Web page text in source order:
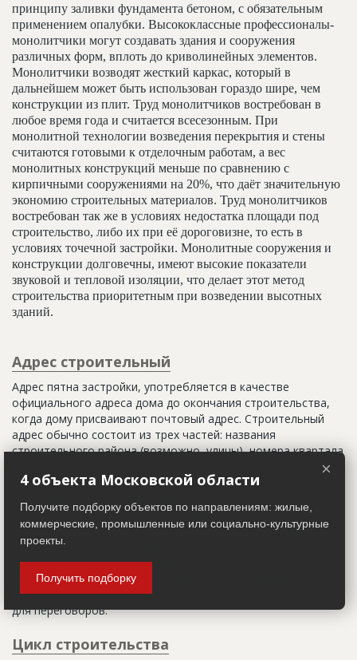
принципу заливки фундамента бетоном, с обязательным
применением опалубки. Высококлассные профессионалы-
монолитчики могут создавать здания и сооружения
различных форм, вплоть до криволинейных элементов.
Монолитчики возводят жесткий каркас, который в
дальнейшем может быть использован гораздо шире, чем
конструкции из плит. Труд монолитчиков востребован в
любое время года и считается всесезонным. При
монолитной технологии возведения перекрытия и стены
считаются готовыми к отделочным работам, а вес
монолитных конструкций меньше по сравнению с
кирпичными сооружениями на 20%, что даёт значительную
экономию строительных материалов. Труд монолитчиков
востребован так же в условиях недостатка площади под
строительство, либо их при её дороговизне, то есть в
условиях точечной застройки. Монолитные сооружения и
конструкции долговечны, имеют высокие показатели
звуковой и тепловой изоляции, что делает этот метод
строительства приоритетным при возведении высотных
зданий.
Адрес строительный
Адрес пятна застройки, употребляется в качестве
официального адреса дома до окончания строительства,
когда дому присваивают почтовый адрес. Строительный
адрес обычно состоит из трех частей: названия
строительного района (возможно, улицы), номера квартала
указанный в правоустанавливающих документах. Иногда
строительные организации делают свои добавления
(например, вторая очередь). В официальных документах
должен присутствовать официальный строительный адрес,
а все остальное - это уточнения типа "шестикомнатная
квартира с большой кладовой", которые годятся только
для переговоров.
Цикл строительства
×
4 объекта Московской области
Получите подборку объектов по направлениям: жилые,
коммерческие, промышленные или социально-культурные
проекты.
Получить подборку